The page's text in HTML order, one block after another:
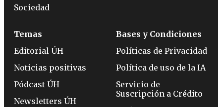
Sociedad
Temas
Editorial ÚH
Noticias positivas
Pódcast ÚH
Newsletters ÚH
Bases y Condiciones
Políticas de Privacidad
Política de uso de la IA
Servicio de
Suscripción a Crédito